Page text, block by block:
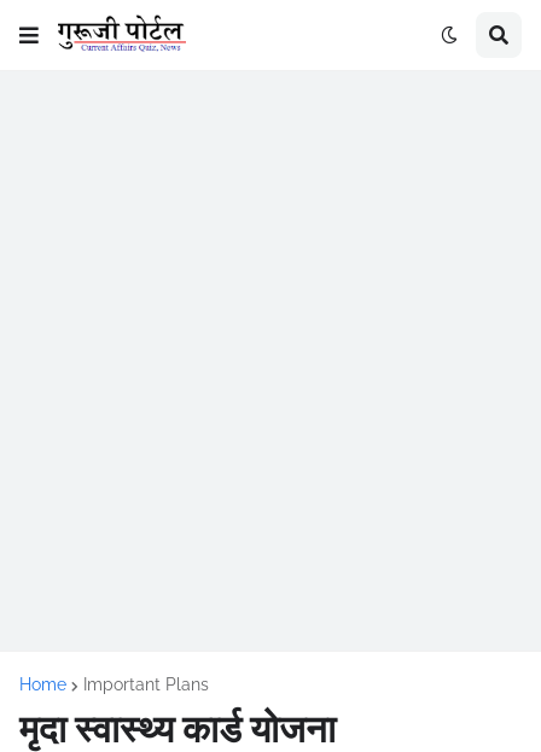
Home Important Plans
मृदा स्वास्थ्य कार्ड योजना